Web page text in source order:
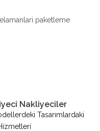
Nakliyeciler
Tasarımlardaki